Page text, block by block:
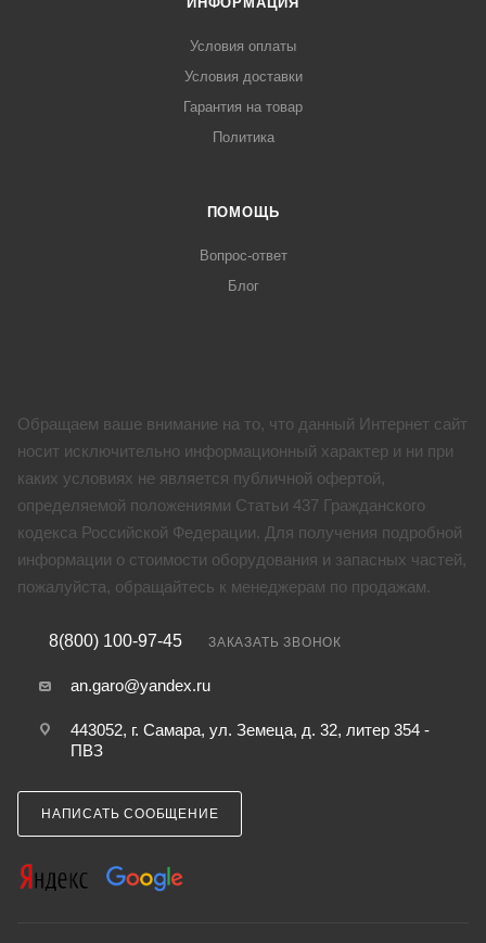
Условия оплаты
Условия доставки
Гарантия на товар
Политика
ПОМОЩЬ
Вопрос-ответ
Блог
Обращаем ваше внимание на то, что данный Интернет сайт
носит исключительно информационный характер и ни при
каких условиях не является публичной офертой,
определяемой положениями Статьи 437 Гражданского
кодекса Российской Федерации. Для получения подробной
информации о стоимости оборудования и запасных частей,
пожалуйста, обращайтесь к менеджерам по продажам.
8(800) 100-97-45 ЗАКАЗАТЬ ЗВОНОК
an.garo@yandex.ru
443052, г. Самара, ул. Земеца, д. 32, литер 354 -
ПВЗ
НАПИСАТЬ СООБЩЕНИЕ